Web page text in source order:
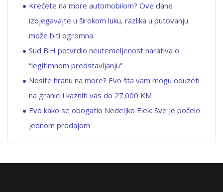
Krećete na more automobilom? Ove dane
izbjegavajte u širokom luku, razlika u putovanju
može biti ogromna
Sud BiH potvrdio neutemeljenost narativa o
“legitimnom predstavljanju”
Nosite hranu na more? Evo šta vam mogu oduzeti
na granici i kazniti vas do 27.000 KM
Evo kako se obogatio Nedeljko Elek: Sve je počelo
jednom prodajom